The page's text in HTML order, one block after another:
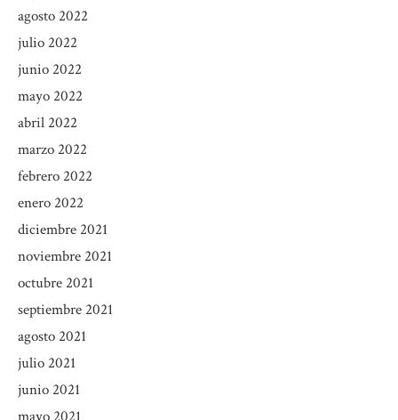
agosto 2022
julio 2022
junio 2022
mayo 2022
abril 2022
marzo 2022
febrero 2022
enero 2022
diciembre 2021
noviembre 2021
octubre 2021
septiembre 2021
agosto 2021
julio 2021
junio 2021